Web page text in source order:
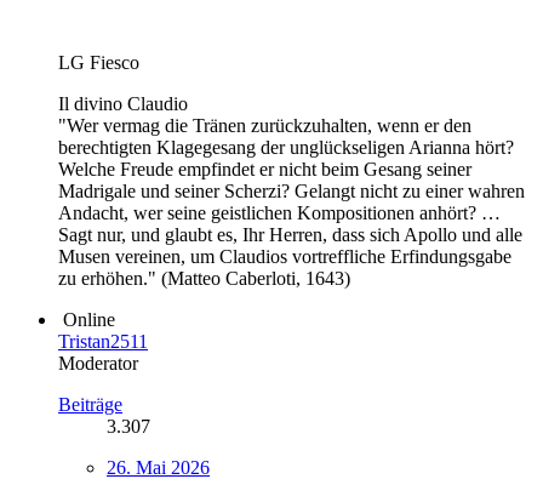
LG Fiesco
Il divino Claudio
"Wer vermag die Tränen zurückzuhalten, wenn er den
berechtigten Klagegesang der unglückseligen Arianna hört?
Welche Freude empfindet er nicht beim Gesang seiner
Madrigale und seiner Scherzi? Gelangt nicht zu einer wahren
Andacht, wer seine geistlichen Kompositionen anhört? …
Sagt nur, und glaubt es, Ihr Herren, dass sich Apollo und alle
Musen vereinen, um Claudios vortreffliche Erfindungsgabe
zu erhöhen." (Matteo Caberloti, 1643)
Online
Tristan2511
Moderator
Beiträge
3.307
26. Mai 2026